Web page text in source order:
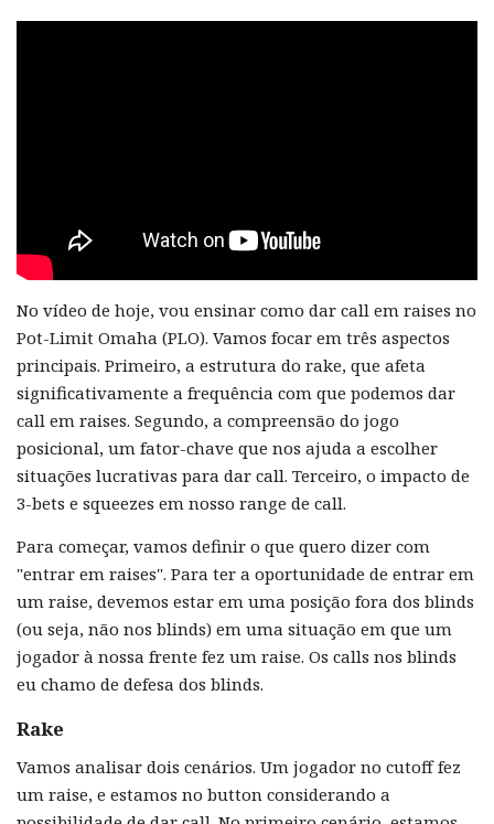
No vídeo de hoje, vou ensinar como dar call em raises no
Pot-Limit Omaha (PLO). Vamos focar em três aspectos
principais. Primeiro, a estrutura do rake, que afeta
significativamente a frequência com que podemos dar
call em raises. Segundo, a compreensão do jogo
posicional, um fator-chave que nos ajuda a escolher
situações lucrativas para dar call. Terceiro, o impacto de
3-bets e squeezes em nosso range de call.
Para começar, vamos definir o que quero dizer com
"entrar em raises". Para ter a oportunidade de entrar em
um raise, devemos estar em uma posição fora dos blinds
(ou seja, não nos blinds) em uma situação em que um
jogador à nossa frente fez um raise. Os calls nos blinds
eu chamo de defesa dos blinds.
Rake
Vamos analisar dois cenários. Um jogador no cutoff fez
um raise, e estamos no button considerando a